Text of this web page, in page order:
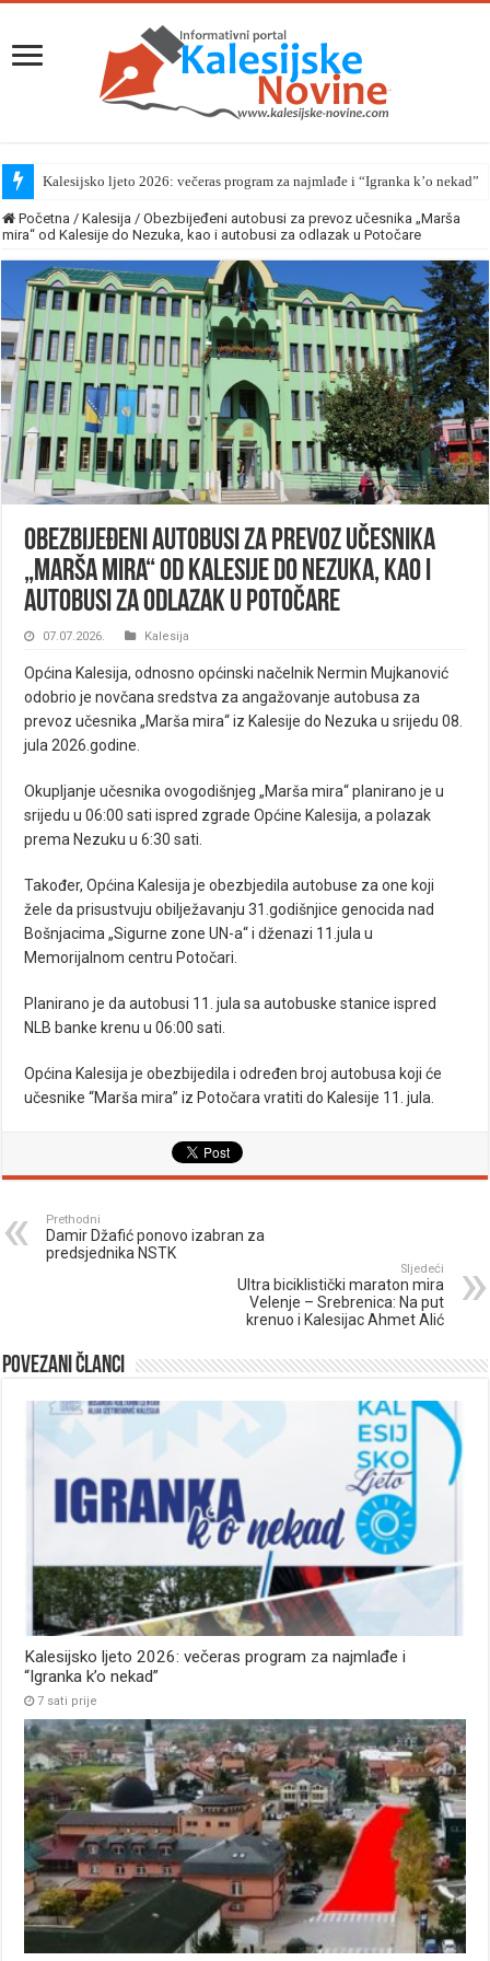
Kalesijsko ljeto 2026: večeras program za najmlađe i “Igranka k’o nekad”
Početna / Kalesija / Obezbijeđeni autobusi za prevoz učesnika „Marša
mira“ od Kalesije do Nezuka, kao i autobusi za odlazak u Potočare
Obezbijeđeni autobusi za prevoz učesnika
„Marša mira“ od Kalesije do Nezuka, kao i
autobusi za odlazak u Potočare
07.07.2026. Kalesija
Općina Kalesija, odnosno općinski načelnik Nermin Mujkanović
odobrio je novčana sredstva za angažovanje autobusa za
prevoz učesnika „Marša mira“ iz Kalesije do Nezuka u srijedu 08.
jula 2026.godine.
Okupljanje učesnika ovogodišnjeg „Marša mira“ planirano je u
srijedu u 06:00 sati ispred zgrade Općine Kalesija, a polazak
prema Nezuku u 6:30 sati.
Također, Općina Kalesija je obezbjedila autobuse za one koji
žele da prisustvuju obilježavanju 31.godišnjice genocida nad
Bošnjacima „Sigurne zone UN-a“ i dženazi 11.jula u
Memorijalnom centru Potočari.
Planirano je da autobusi 11. jula sa autobuske stanice ispred
NLB banke krenu u 06:00 sati.
Općina Kalesija je obezbijedila i određen broj autobusa koji će
učesnike “Marša mira” iz Potočara vratiti do Kalesije 11. jula.
Prethodni
Damir Džafić ponovo izabran za
predsjednika NSTK
Sljedeći
Ultra biciklistički maraton mira
Velenje – Srebrenica: Na put
krenuo i Kalesijac Ahmet Alić
Povezani članci
Kalesijsko ljeto 2026: večeras program za najmlađe i
“Igranka k’o nekad”
7 sati prije